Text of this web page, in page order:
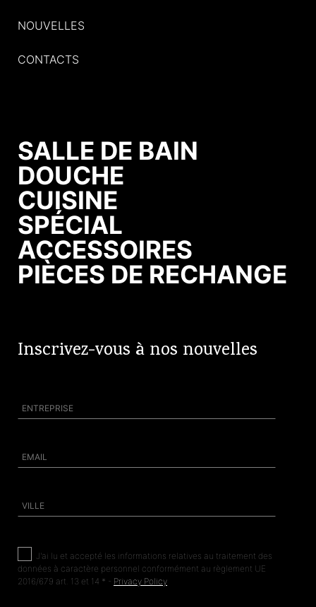
NOUVELLES
CONTACTS
SALLE DE BAIN
DOUCHE
CUISINE
SPÉCIAL
ACCESSOIRES
PIÈCES DE RECHANGE
Inscrivez-vous à nos nouvelles
J'ai lu et accepté les informations relatives au traitement des
données à caractère personnel conformément au règlement UE
2016/679 art. 13 et 14 * - Privacy Policy